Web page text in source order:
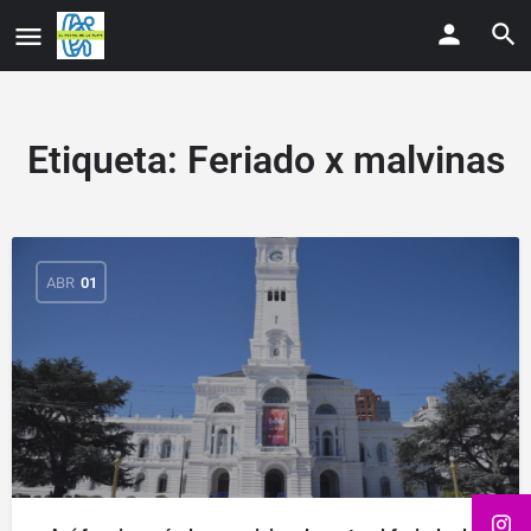
Etiqueta: Feriado x malvinas
ABR 01